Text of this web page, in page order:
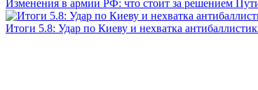
Изменения в армии РФ: что стоит за решением
Итоги 5.8: Удар по Киеву и нехватка